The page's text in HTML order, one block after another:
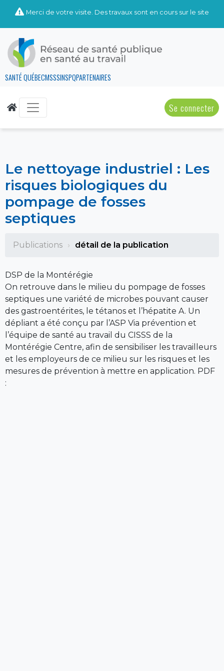
Merci de votre visite. Des travaux sont en cours sur le site
SANTÉ QUÉBECMSSSINSPQPARTENAIRES
Se connecter
Le nettoyage industriel : Les
risques biologiques du
pompage de fosses
septiques
Publications détail de la publication
DSP de la Montérégie
On retrouve dans le milieu du pompage de fosses
septiques une variété de microbes pouvant causer
des gastroentérites, le tétanos et l’hépatite A. Un
dépliant a été conçu par l’ASP Via prévention et
l’équipe de santé au travail du CISSS de la
Montérégie Centre, afin de sensibiliser les travailleurs
et les employeurs de ce milieu sur les risques et les
mesures de prévention à mettre en application. PDF
: